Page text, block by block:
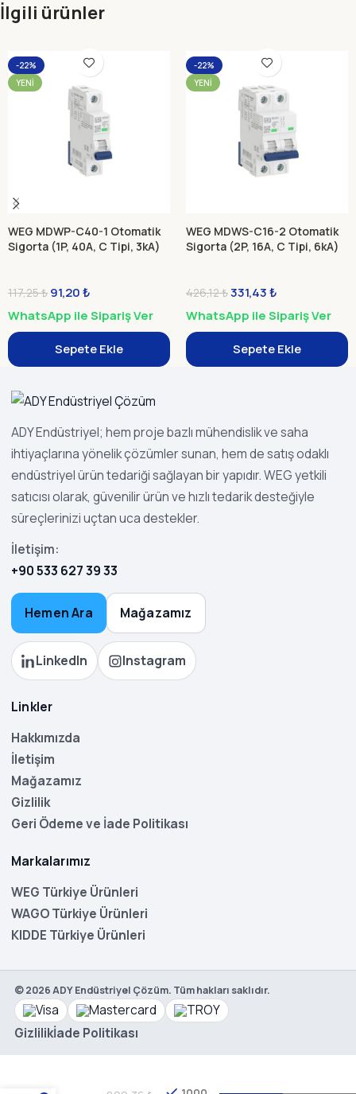
İlgili ürünler
-22%
YENI
WEG MDWP-C40-1 Otomatik
Sigorta (1P, 40A, C Tipi, 3kA)
117,25₺ 91,20₺
WhatsApp ile Sipariş Ver
Sepete Ekle
-22%
YENI
WEG MDWS-C16-2 Otomatik
Sigorta (2P, 16A, C Tipi, 6kA)
426,12₺331,43₺
WhatsApp ile Sipariş Ver
Sepete Ekle
ADY Endüstriyel; hem proje bazlı mühendislik ve saha
ihtiyaçlarına yönelik çözümler sunan, hem de satış odaklı
endüstriyel ürün tedariği sağlayan bir yapıdır. WEG yetkili
satıcısı olarak, güvenilir ürün ve hızlı tedarik desteğiyle
süreçlerinizi uçtan uca destekler.
İletişim:
+90 533 627 39 33
Hemen Ara Mağazamız
LinkedIn Instagram
Linkler
Hakkımızda
İletişim
Mağazamız
Gizlilik
Geri Ödeme ve İade Politikası
Markalarımız
WEG Türkiye Ürünleri
WAGO Türkiye Ürünleri
KIDDE Türkiye Ürünleri
©2026ADY Endüstriyel Çözüm. Tüm hakları saklıdır.
Gizlilikİade Politikası
WEG